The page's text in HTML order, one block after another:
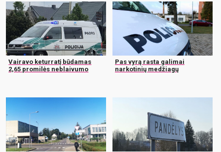
Vairavo keturratį būdamas
2,65 promilės neblaivumo
Pas vyrą rasta galimai
narkotinių medžiagų